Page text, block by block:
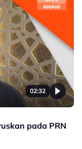
02:32
pada PRN